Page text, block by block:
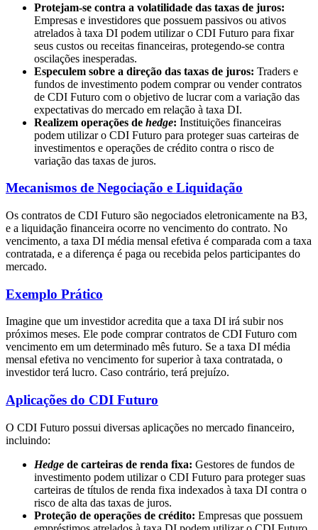
Protejam-se contra a volatilidade das taxas de juros:
Empresas e investidores que possuem passivos ou ativos
atrelados à taxa DI podem utilizar o CDI Futuro para fixar
seus custos ou receitas financeiras, protegendo-se contra
oscilações inesperadas.
Especulem sobre a direção das taxas de juros: Traders e
fundos de investimento podem comprar ou vender contratos
de CDI Futuro com o objetivo de lucrar com a variação das
expectativas do mercado em relação à taxa DI.
Realizem operações de hedge: Instituições financeiras
podem utilizar o CDI Futuro para proteger suas carteiras de
investimentos e operações de crédito contra o risco de
variação das taxas de juros.
Mecanismos de Negociação e Liquidação
Os contratos de CDI Futuro são negociados eletronicamente na B3,
e a liquidação financeira ocorre no vencimento do contrato. No
vencimento, a taxa DI média mensal efetiva é comparada com a taxa
contratada, e a diferença é paga ou recebida pelos participantes do
mercado.
Exemplo Prático
Imagine que um investidor acredita que a taxa DI irá subir nos
próximos meses. Ele pode comprar contratos de CDI Futuro com
vencimento em um determinado mês futuro. Se a taxa DI média
mensal efetiva no vencimento for superior à taxa contratada, o
investidor terá lucro. Caso contrário, terá prejuízo.
Aplicações do CDI Futuro
O CDI Futuro possui diversas aplicações no mercado financeiro,
incluindo:
Hedge de carteiras de renda fixa: Gestores de fundos de
investimento podem utilizar o CDI Futuro para proteger suas
carteiras de títulos de renda fixa indexados à taxa DI contra o
risco de alta das taxas de juros.
Proteção de operações de crédito: Empresas que possuem